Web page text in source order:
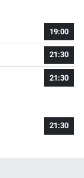
19:00
21:30
21:30
21:30